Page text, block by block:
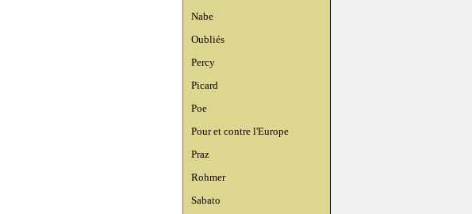
Nabe
Oubliés
Percy
Picard
Poe
Pour et contre l'Europe
Praz
Rohmer
Sabato